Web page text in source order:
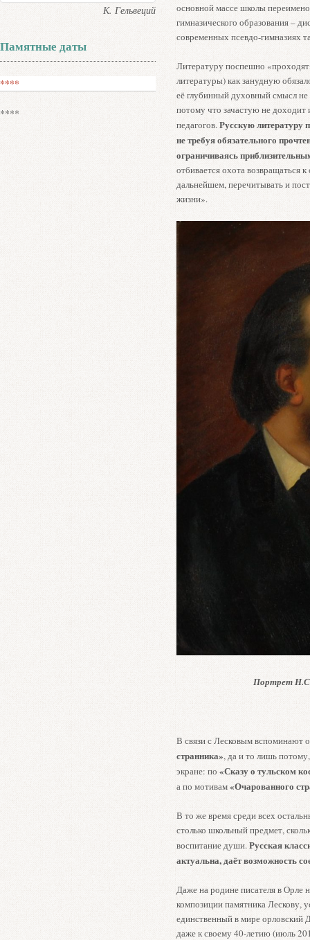
основной массе школы
гимназического образования –
современных псевдо-гимназиях
Литературу поспешно
литературы) как занудную
её глубинный духовный смысл
потому что зачастую не
педагогов.Русскую литературу
не требуя обязательного
ограничиваясь
отбивается охота возвращаться
дальнейшем, перечитывать и
жизни».
Портрет Н.С.
В связи с Лесковым вспоминают
странника», да и то лишь
экране: по «Сказу о тульском
а по мотивам«Очарованного
В то же время среди всех
столько школьный предмет,
воспитание души.Русская
актуальна, даёт возможность
Даже на родине писателя в Орле
композиции памятника Лескову,
единственный в мире орловский
даже к своему 40-летию (июль
К. Гельвеций
Памятные даты
****
****